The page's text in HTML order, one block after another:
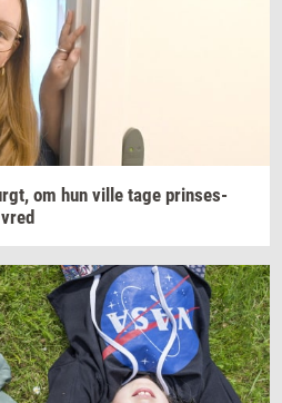
om hun ville tage prin­ses­